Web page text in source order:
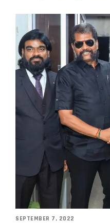
SEPTEMBER 7, 2022